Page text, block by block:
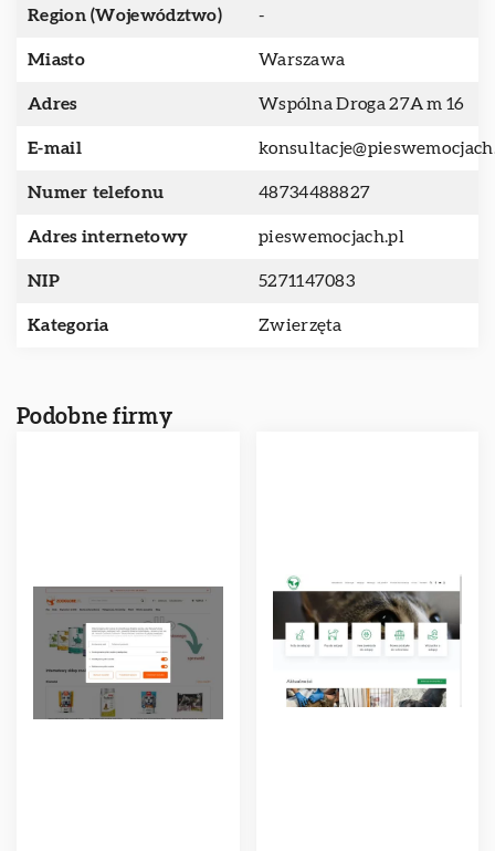
Region (Województwo) -
Miasto Warszawa
Adres Wspólna Droga 27A m 16
E-mail
Numer telefonu 48734488827
Adres internetowy pieswemocjach.pl
NIP 5271147083
Kategoria Zwierzęta
Podobne firmy